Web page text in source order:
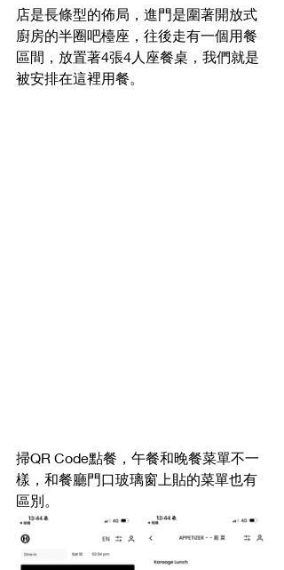
店是長條型的佈局，進門是圍著開放式
廚房的半圈吧檯座，往後走有一個用餐
區間，放置著4張4人座餐桌，我們就是
被安排在這裡用餐。
掃QR Code點餐，午餐和晚餐菜單不一
樣，和餐廳門口玻璃窗上貼的菜單也有
區別。